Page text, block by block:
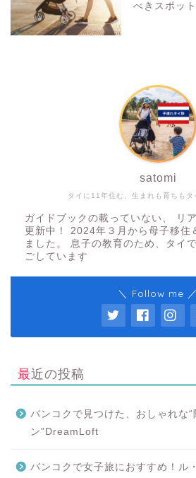
べきスポット
タイに11年住む、生まれも育ちもタ
satomi
ガイドブックの載っていない、 リ
更新中！ 2024年３月から母子移住
ました。 息子の教育のため、タイ
ごしています
＼ Follow me ／
最近の投稿
バンコクで見つけた、おしゃれな“
ン”DreamLoft
バンコクで女子旅におすすめ！ル